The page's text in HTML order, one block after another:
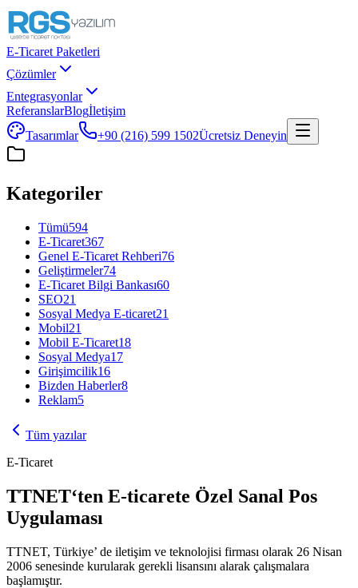
E-Ticaret Paketleri
Çözümler
Entegrasyonlar
ReferanslarBlogİletişim
Tasarımlar
+90 (216) 599 1502Ücretsiz Deneyin
Kategoriler
Tümü594
E-Ticaret367
Genel E-Ticaret Rehberi76
Geliştirmeler74
E-Ticaret Bilgi Bankası60
SEO21
Sosyal Medya E-ticaret21
Mobil21
Mobil E-Ticaret18
Sosyal Medya17
Girişimcilik16
Bizden Haberler8
Reklam5
Tüm yazılar
E-Ticaret
TTNET‘ten E-ticarete Özel Sanal Pos
Uygulaması
TTNET, Türkiye’ de iletişim ve teknolojisi firması olarak 26 Nisan
2006 senesinde kurularak gerekli lisansını alarak çalışmalara
başlamıştır.